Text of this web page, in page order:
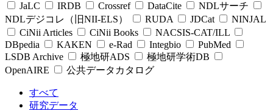
JaLC
IRDB Crossref DataCite
NDLサーチ
NDLデジコレ（旧NII-ELS）
RUDA JDCat
NINJAL
CiNii Articles
CiNii Books
NACSIS-CAT/ILL
DBpedia
KAKEN e-Rad Integbio
PubMed
LSDB Archive
極地研ADS
極地研学術DB
OpenAIRE
公共データカタログ
すべて
研究データ